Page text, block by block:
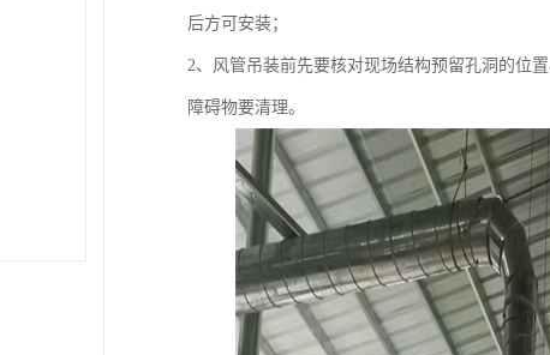
后方可安装；
2、风管吊装前先要核对现场结构预留孔洞的位
障碍物要清理。